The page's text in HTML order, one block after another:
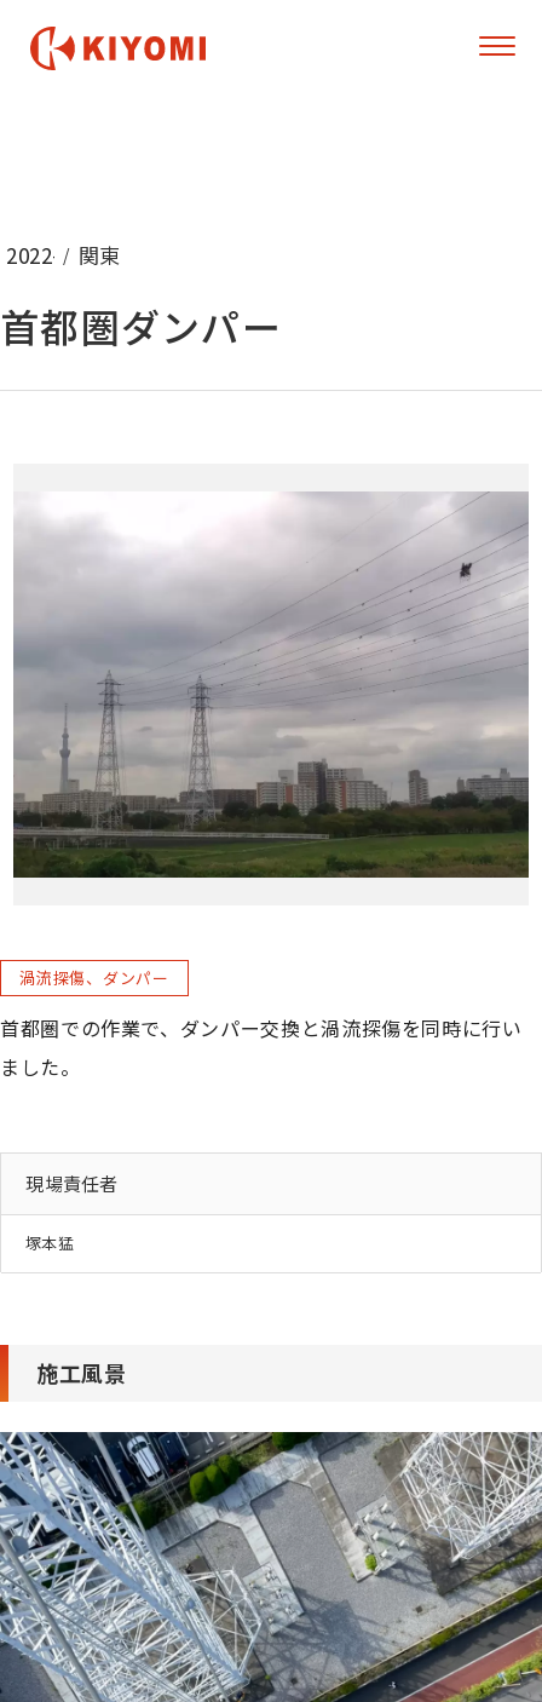
About
事業内容
Works
2022-08-22 12:42:00
関東
首都圏ダンパー
渦流探傷、ダンパー
首都圏での作業で、ダンパー交換と渦流探傷を同時に行い
ました。
現場責任者
塚本猛
施工風景